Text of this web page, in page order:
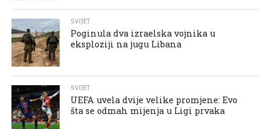
SVIJET
Poginula dva izraelska vojnika u
eksploziji na jugu Libana
SVIJET
UEFA uvela dvije velike promjene: Evo
šta se odmah mijenja u Ligi prvaka